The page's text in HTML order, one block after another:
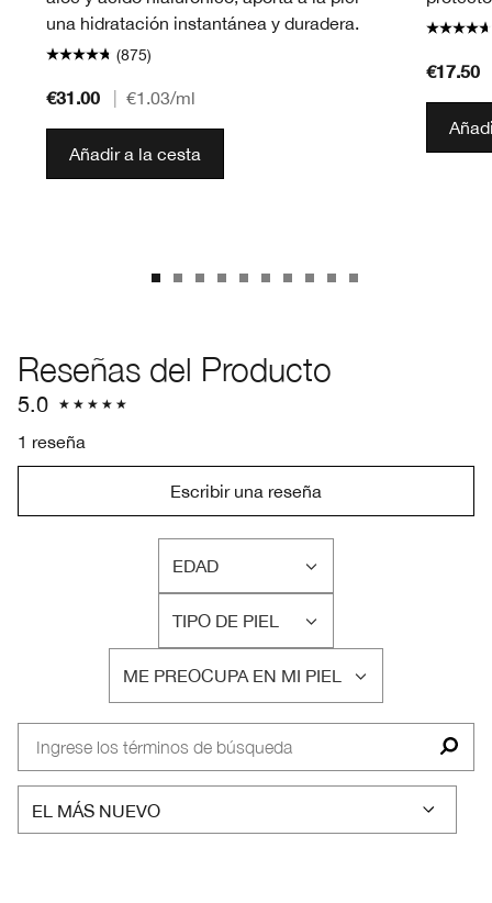
una hidratación instantánea y duradera.
(875)
€31.00 €1.03/ml
Añadir a la cesta
€17.50
Reseñas del Producto
5.0
1 reseña
Escribir una reseña
EDAD
FILTRAR
RESEÑAS
POR
EDAD
TIPO DE PIEL
FILTRAR
RESEÑAS
POR
TIPO
DE
PIEL
ME PREOCUPA EN MI PIEL
FILTRAR
ME
EN